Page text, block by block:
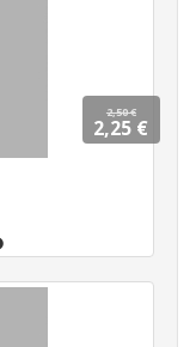
2,50 €
2,25 €